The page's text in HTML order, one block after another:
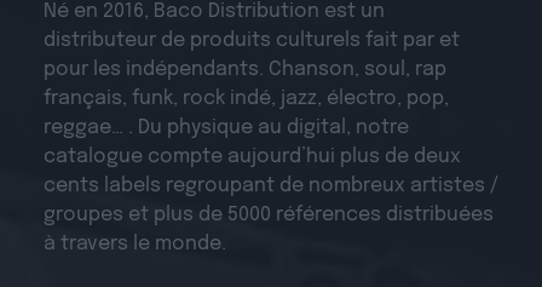
Né en 2016, Baco Distribution est un
distributeur de produits culturels fait par et
pour les indépendants. Chanson, soul, rap
français, funk, rock indé, jazz, électro, pop,
reggae… . Du physique au digital, notre
catalogue compte aujourd’hui plus de deux
cents labels regroupant de nombreux artistes /
groupes et plus de 5000 références distribuées
à travers le monde.